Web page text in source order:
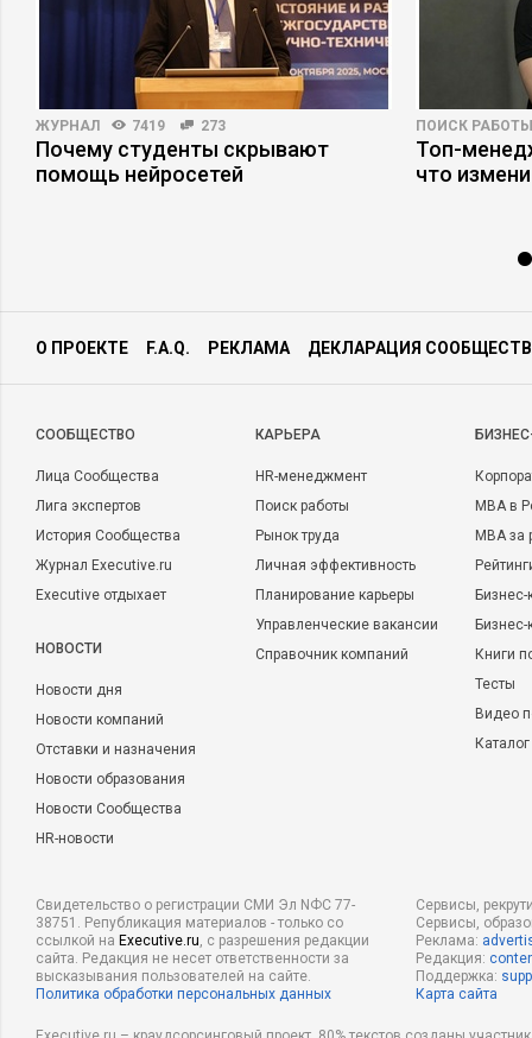
ЖУРНАЛ 7419 273
Почему студенты скрывают
помощь нейросетей
ПОИСК РАБОТЫ
Топ-
что
О ПРОЕКТЕ F.A.Q. РЕКЛАМА ДЕКЛАРАЦИЯ
CООБЩЕСТВО
Лица Сообщества
Лига экспертов
История Сообщества
Журнал Executive.ru
Executive отдыхает
НОВОСТИ
Новости дня
Новости компаний
Отставки и назначения
Новости образования
Новости Сообщества
HR-новости
КАРЬЕРА
HR-менеджмент
Поиск работы
Рынок труда
Личная эффективность
Планирование карьеры
Управленческие вакансии
Справочник компаний
MBA в
MBA
Бизнес-
Книги
Тесты
Видео
Свидетельство о регистрации СМИ Эл NФС 77-
38751. Републикация материалов - только со
ссылкой на Executive.ru, с разрешения редакции
сайта. Редакция не несет ответственности за
высказывания пользователей на сайте.
Политика обработки персональных данных
Сервисы,
Сервисы,
Реклама:
Редакция:
Поддержка:
Карта сайта